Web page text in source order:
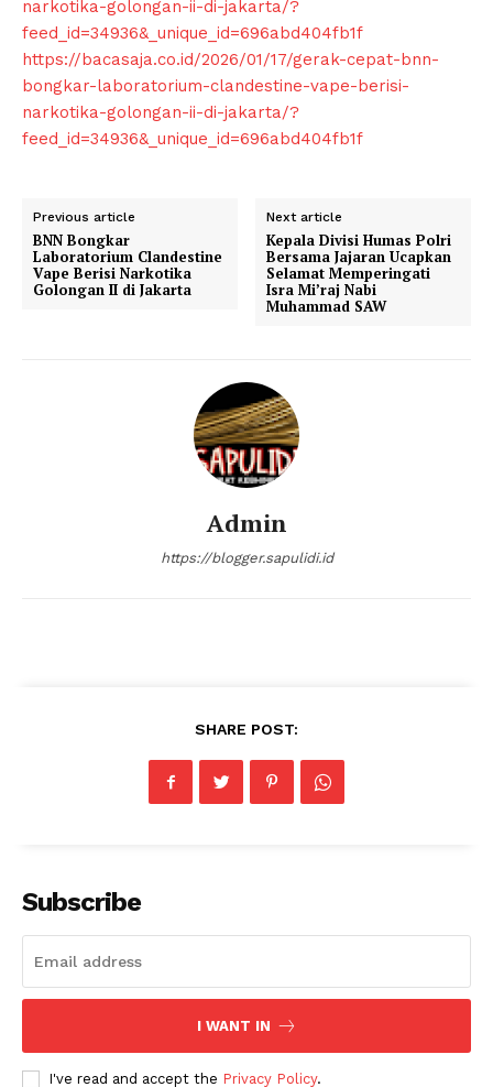
narkotika-golongan-ii-di-jakarta/?
feed_id=34936&_unique_id=696abd404fb1f
https://bacasaja.co.id/2026/01/17/gerak-cepat-bnn-
bongkar-laboratorium-clandestine-vape-berisi-
narkotika-golongan-ii-di-jakarta/?
feed_id=34936&_unique_id=696abd404fb1f
Previous article
BNN Bongkar
Laboratorium Clandestine
Vape Berisi Narkotika
Golongan II di Jakarta
Next article
Kepala Divisi Humas Polri
Bersama Jajaran Ucapkan
Selamat Memperingati
Isra Mi’raj Nabi
Muhammad SAW
Admin
https://blogger.sapulidi.id
SHARE POST:
Subscribe
I WANT IN
I've read and accept the Privacy Policy.